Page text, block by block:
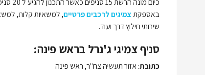
כיום מונה הרשת15
באספקתצמיגים לרכבים פרטיים, למשאיות קלות,
שירותי חילוץ דרך ועוד.
סניף צמיגי ג'נרל בראש פינה:
כתובת: אזור תעשיה צח"ר, ראש פינה